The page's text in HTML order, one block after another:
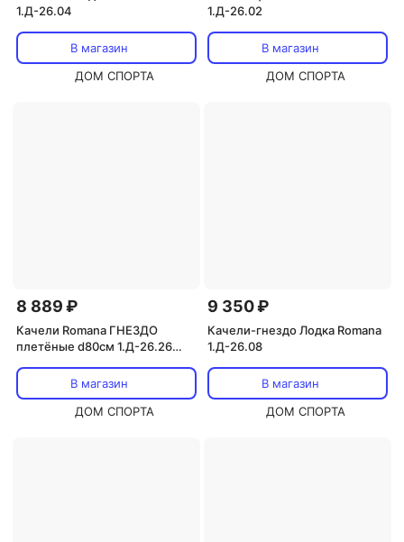
1.Д-26.04
В магазин
ДОМ СПОРТА
1.Д-26.02
В магазин
ДОМ СПОРТА
8 889 ₽
Качели Romana ГНЕЗДО
плетёные d80см 1.Д-26.26
В магазин
ДОМ СПОРТА
9 350 ₽
Качели-гнездо Лодка Romana
1.Д-26.08
В магазин
ДОМ СПОРТА